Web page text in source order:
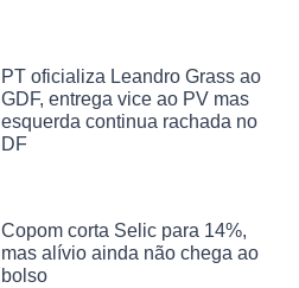
PT oficializa Leandro Grass ao
GDF, entrega vice ao PV mas
esquerda continua rachada no
DF
Copom corta Selic para 14%,
mas alívio ainda não chega ao
bolso